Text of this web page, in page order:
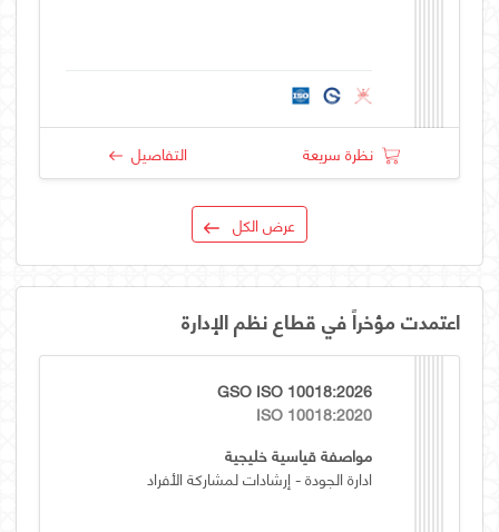
نظرة سريعة التفاصيل
عرض الكل
اعتمدت مؤخراً في قطاع نظم الإدارة
GSO ISO 10018:2026
ISO 10018:2020
مواصفة قياسية خليجية
ادارة الجودة - إرشادات لمشاركة الأفراد